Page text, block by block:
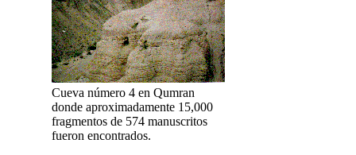
Cueva número 4 en Qumran
donde aproximadamente 15,000
fragmentos de 574 manuscritos
fueron encontrados.